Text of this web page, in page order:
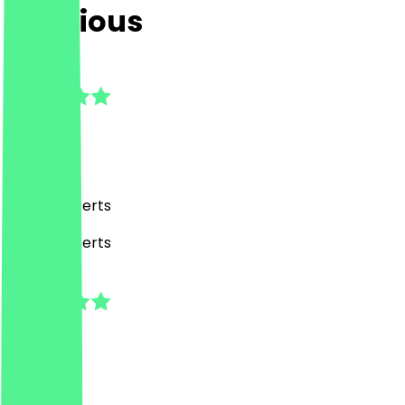
Delicious
Reviews
Café, Desserts
Café, Desserts